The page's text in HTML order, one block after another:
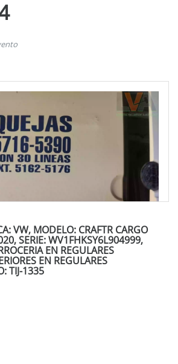
VW, MODELO: CRAFTR CARGO
SERIE: WV1FHKSY6L904999,
EN REGULARES
EN REGULARES
TIJ-1335